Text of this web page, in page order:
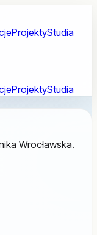
ProjektyStudia
ProjektyStudia
Wrocławska.